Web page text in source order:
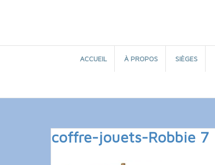
ACCUEIL À PROPOS SIÈGES
coffre-jouets-Robbie 7